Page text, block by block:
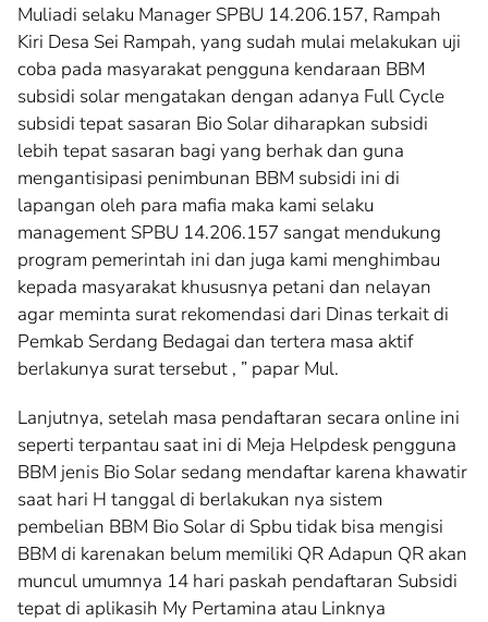
Muliadi selaku Manager SPBU 14.206.157, Rampah
Kiri Desa Sei Rampah, yang sudah mulai melakukan uji
coba pada masyarakat pengguna kendaraan BBM
subsidi solar mengatakan dengan adanya Full Cycle
subsidi tepat sasaran Bio Solar diharapkan subsidi
lebih tepat sasaran bagi yang berhak dan guna
mengantisipasi penimbunan BBM subsidi ini di
lapangan oleh para mafia maka kami selaku
management SPBU 14.206.157 sangat mendukung
program pemerintah ini dan juga kami menghimbau
kepada masyarakat khususnya petani dan nelayan
agar meminta surat rekomendasi dari Dinas terkait di
Pemkab Serdang Bedagai dan tertera masa aktif
berlakunya surat tersebut , ” papar Mul.
Lanjutnya, setelah masa pendaftaran secara online ini
seperti terpantau saat ini di Meja Helpdesk pengguna
BBM jenis Bio Solar sedang mendaftar karena khawatir
saat hari H tanggal di berlakukan nya sistem
pembelian BBM Bio Solar di Spbu tidak bisa mengisi
BBM di karenakan belum memiliki QR Adapun QR akan
muncul umumnya 14 hari paskah pendaftaran Subsidi
tepat di aplikasih My Pertamina atau Linknya